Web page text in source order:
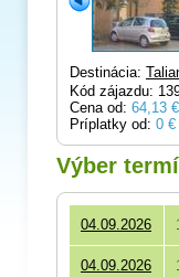
Destinácia:
Kód zájazdu:
Cena od: 64,13 €
Príplatky od: 0 €
Výber
04.09.2026
04.09.2026